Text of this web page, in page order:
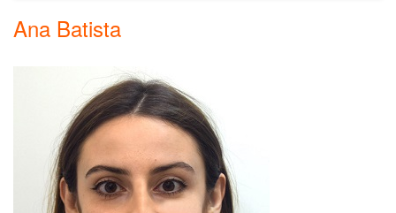
Ana Batista